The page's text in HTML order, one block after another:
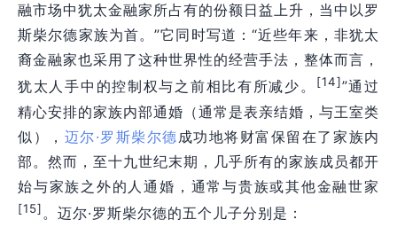
融市场中犹太金融家所占有的份额日益上升，当中以罗
斯柴尔德家族为首。”它同时写道：“近些年来，非犹太
裔金融家也采用了这种世界性的经营手法，整体而言，
犹太人手中的控制权与之前相比有所减少。
[14]”通过
精心安排的家族内部通婚（通常是表亲结婚，与王室类
似）， 迈尔·罗斯柴尔德 成功地将财富保留在了家族内
部。然而，至十九世纪末期，几乎所有的家族成员都开
始与家族之外的人通婚，通常与贵族或其他金融世家
[15] 。迈尔·罗斯柴尔德的五个儿子分别是：